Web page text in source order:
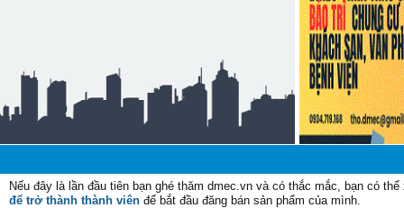
Nếu đây là lần đầu tiên bạn ghé thăm dmec.vn và có thắc mắc, bạn có
để trở thành thành viên để bắt đầu đăng bán sản phẩm của mình.